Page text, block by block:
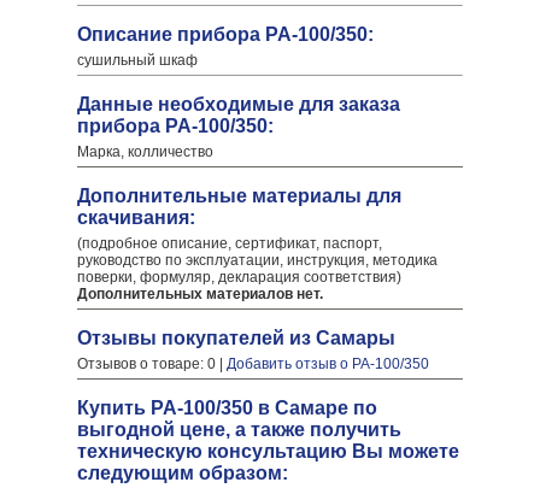
Описание прибора PA-100/350:
сушильный шкаф
Данные необходимые для заказа
прибора PA-100/350:
Марка, колличество
Дополнительные материалы для
скачивания:
(подробное описание, сертификат, паспорт,
руководство по эксплуатации, инструкция, методика
поверки, формуляр, декларация соответствия)
Дополнительных материалов нет.
Отзывы покупателей из Самары
Отзывов о товаре: 0 | Добавить отзыв о PA-100/350
Купить PA-100/350 в Самаре по
выгодной цене, а также получить
техническую консультацию Вы можете
следующим образом: